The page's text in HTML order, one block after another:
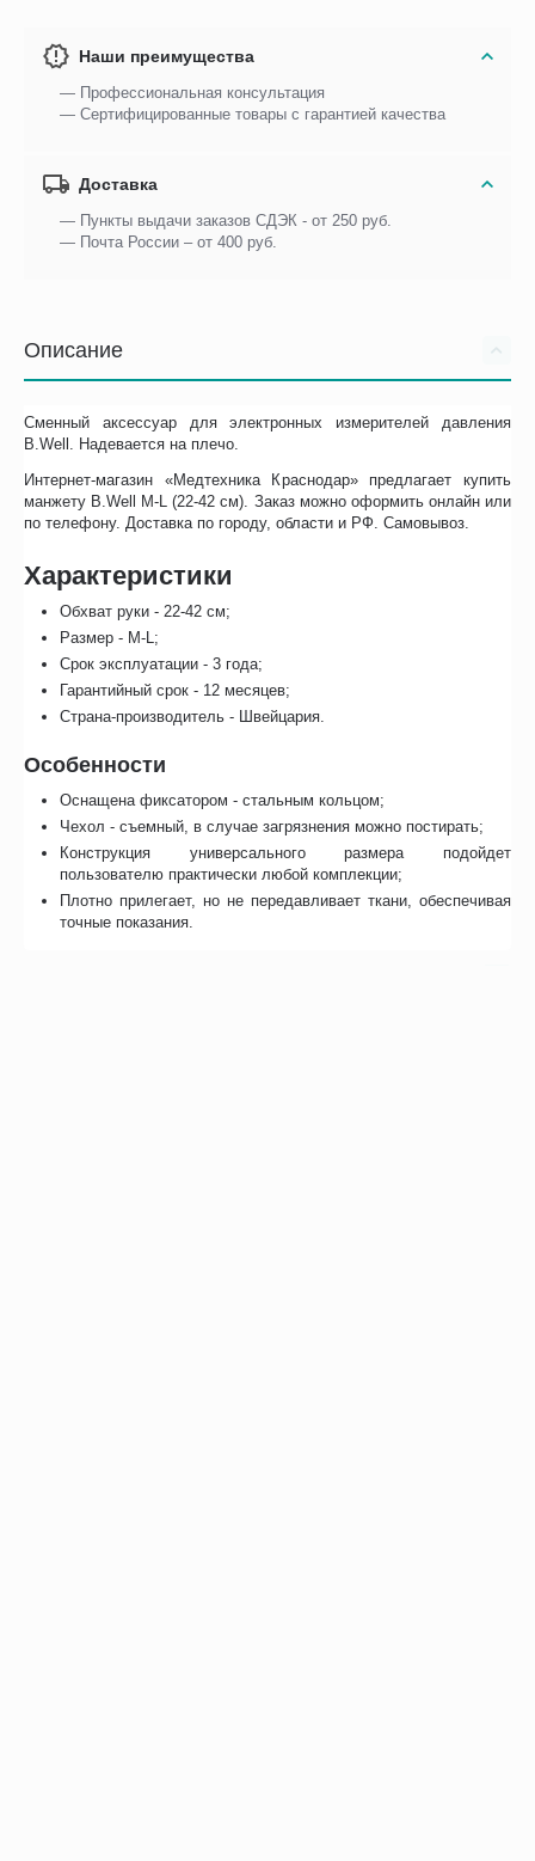
Наши преимущества
— Профессиональная консультация
— Сертифицированные товары с гарантией качества
Доставка
— Пункты выдачи заказов СДЭК - от 250 руб.
— Почта России – от 400 руб.
Описание
Сменный аксессуар для электронных измерителей давления
B.Well. Надевается на плечо.
Интернет-магазин «Медтехника Краснодар» предлагает купить
манжету B.Well M-L (22-42 см). Заказ можно оформить онлайн или
по телефону. Доставка по городу, области и РФ. Самовывоз.
Характеристики
Обхват руки - 22-42 см;
Размер - M-L;
Срок эксплуатации - 3 года;
Гарантийный срок - 12 месяцев;
Страна-производитель - Швейцария.
Особенности
Оснащена фиксатором - стальным кольцом;
Чехол - съемный, в случае загрязнения можно постирать;
Конструкция универсального размера подойдет
пользователю практически любой комплекции;
Плотно прилегает, но не передавливает ткани, обеспечивая
точные показания.